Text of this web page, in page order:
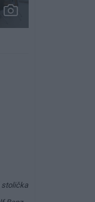
stolička